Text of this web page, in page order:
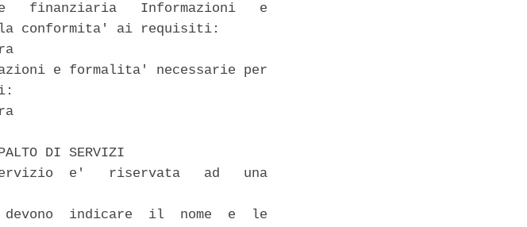
finanziaria   Informazioni   e
la conformita' ai requisiti:
e formalita' necessarie per
DI SERVIZI
e'   riservata   ad   una
indicare  il  nome  e  le